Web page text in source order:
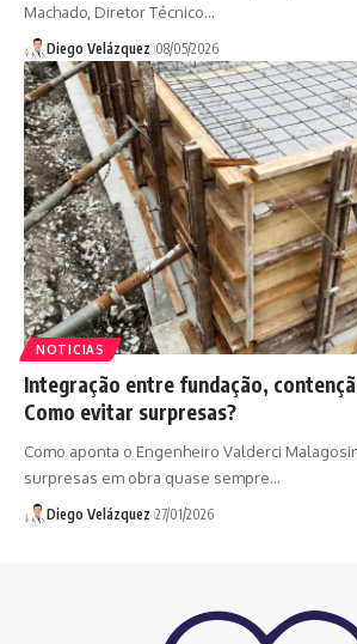
Machado, Diretor Técnico…
Diego Velázquez 08/05/2026
NOTICIAS
Integração entre fundação,
Como evitar surpresas?
Como aponta o Engenheiro Valderci
surpresas em obra quase sempre…
Diego Velázquez 27/01/2026